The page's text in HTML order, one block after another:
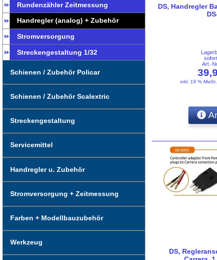
Rundenzähler Zeitmessung
Handregler (analog) + Zubehör
Stromversorgung
Streckengestaltung 1/32
Schienen / Zubehör Policar
Schienen / Zubehör Scalextric
Streckengestaltung
Servicemittel
Handregler u. Zubehör
Stromversorgung + Zeitmessung
Farben + Modellbauzubehör
Werkzeug
DS, Handregler
Art.-
inkl. 19 %
DS,